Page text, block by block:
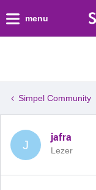
menu
Simpel Community
J
jafra
Lezer